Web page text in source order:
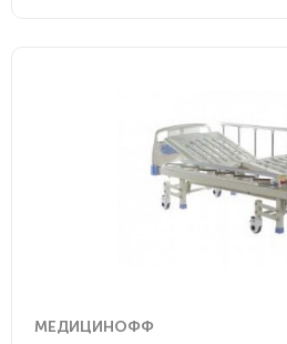
МЕДИЦИНОФФ